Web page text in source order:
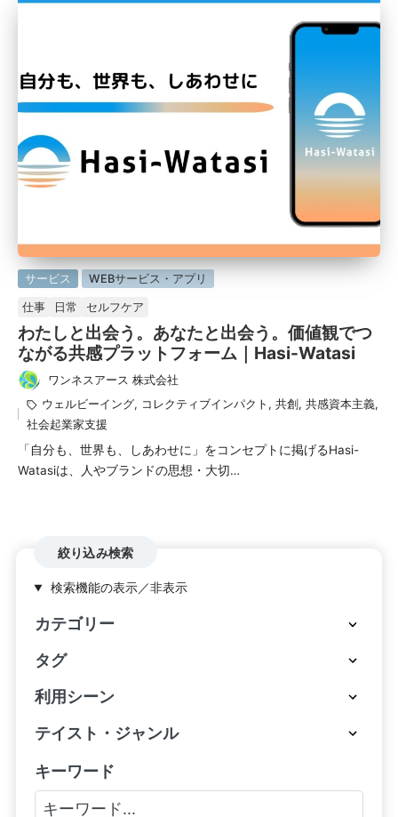
に
載
済
み
サービス WEBサービス・アプリ
仕事 日常 セルフケア
わたしと出会う。あなたと出会う。価値観でつ
ながる共感プラットフォーム｜Hasi-Watasi
投
稿
者
ワンネスアース 株式会社
タ
グ：
ウェルビーイング, コレクティブインパクト ,共創,共感資本主義,
社会起業家支援
「自分も、世界も、しあわせに」をコンセプトに掲げるHasi-
Watasiは、人やブランドの思想・大切…
検索機能の表示／非表示
絞り込み検索
カテゴリー
タグ
利用シーン
テイスト・ジャンル
キーワード